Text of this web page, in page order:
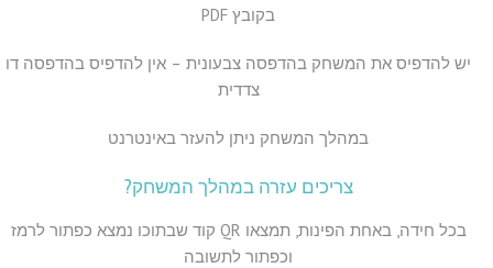
בקובץ PDF
יש להדפיס את המשחק בהדפסה צבעונית – אין להדפיס בהדפסה דו
צדדית
במהלך המשחק ניתן להעזר באינטרנט
צריכים עזרה במהלך המשחק?
בכל חידה, באחת הפינות, תמצאו QR קוד שבתוכו נמצא כפתור לרמז
וכפתור לתשובה